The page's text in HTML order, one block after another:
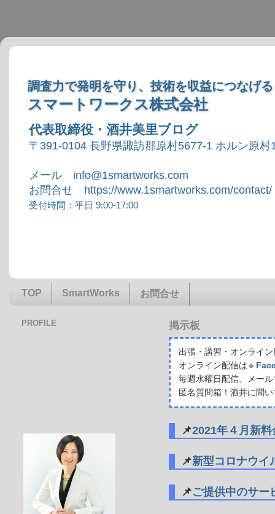
調査力で発明を守り、技術を収益につなげる
スマートワークス株式会社
代表取締役・酒井美里ブログ
〒391-0104 長野県諏訪郡原村5677-1 ホルン原村
メール info@1smartworks.com
お問合せ https://www.1smartworks.com/contact/
受付時間：平日 9:00-17:00
TOP SmartWorks お問合せ
掲示板
出張・講習・オンライ
オンライン配信は🔹
毎週水曜日配信。メー
匿名質問箱！酒井に聞
📌2021年４月新
📌新型コロナウイ
📌ご提供中のサー
PROFILE